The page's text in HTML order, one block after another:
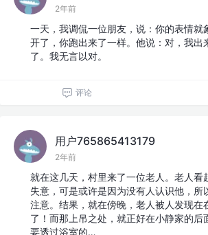
2年前
一天，我调侃一位朋友，说：你的表情就
开了，你跑出来了一样。他说：对，我出
了。我无言以对。
评论
用户765865413179
2年前
就在这几天，村里来了一位老人。老人看
失意，可是或许是因为没有人认识他，所
注意。结果，就在傍晚，老人被人发现在
了！而那上吊之处，就正好在小静家的后
要透过浴室的…